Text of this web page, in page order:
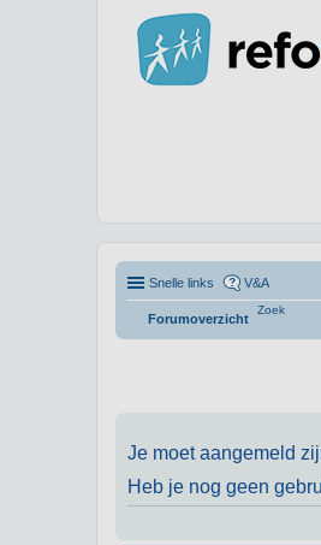
Snelle links V&A
Forumoverzicht
Zoek
Je moet aangemeld
Heb je nog geen